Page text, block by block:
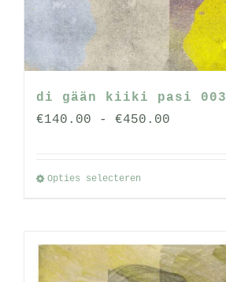
di gään kiiki pasi 003
€140.00 - €450.00
Opties selecteren
meerdere
variaties.